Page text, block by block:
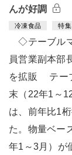
んが好調
冷凍食品 特集
◇テーブル
員営業副本
を拡販 テー
末（22年1～
は、前年比1
た。物量ベー
年1～3月）が